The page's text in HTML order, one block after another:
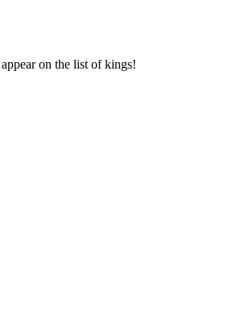
on the list of kings!